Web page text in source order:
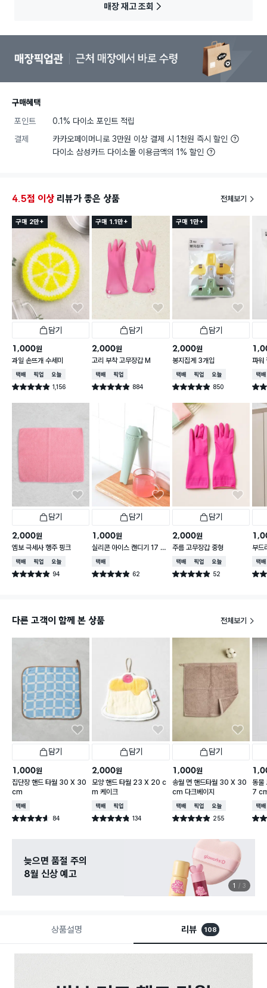
매장 재고 조회
구매혜택
포인트
0.1% 다이소 포인트 적립
결제
카카오페이머니로 3만원 이상 결제 시 1천원 즉시 할인
다이소 삼성카드 다이소몰 이용금액의 1% 할인
4.5점 이상 리뷰가 좋은 상품 전체보기
구매 2만+
담기
1,000원
과일 손뜨개 수세미
택배배송매장픽업오늘배송
별점 4.9점 1,156
건 작성
구매 1.1만+
담기
2,000원
고리 부착 고무장갑 M
택배배송매장픽업
별점 4.9점 884
건 작성
구매 1만+
담기
2,000원
봉지집게 3개입
택배배송매장픽업오늘배송
별점 4.9점 850
건 작성
파워
택배
별점
담기
2,000원
엠보 극세사 행주 핑크
택배배송매장픽업오늘배송
별점 4.9점 94
건 작성
담기
1,000원
실리콘 아이스 캔디기 17 X
4 cm
택배배송
별점 4.9점 62
건 작성
담기
2,000원
주름 고무장갑 중형
택배배송매장픽업오늘배송
별점 4.9점 52
건 작성
부드
0
택배
별점
다른 고객이 함께 본 상품 전체보기
담기
1,000원
집단장 핸드 타월 30 X 30
cm
택배배송
별점 4.6점 84
건 작성
담기
2,000원
모양 핸드 타월 23 X 20 c
m 케이크
택배배송매장픽업
별점 4.8점 134
건 작성
담기
1,000원
송월 면 핸드타월 30 X 30
cm 다크베이지
택배배송매장픽업오늘배송
별점 4.9점 255
건 작성
동물
7
택배
별점
늦으면 품절 주의
8월 신상 예고
1 3
상품설명 리뷰 108